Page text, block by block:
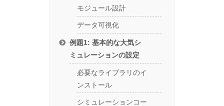
モジュール設計
データ可視化
例題1: 基本的な大気シ
ミュレーションの設定
必要なライブラリのイ
ンストール
シミュレーションコー